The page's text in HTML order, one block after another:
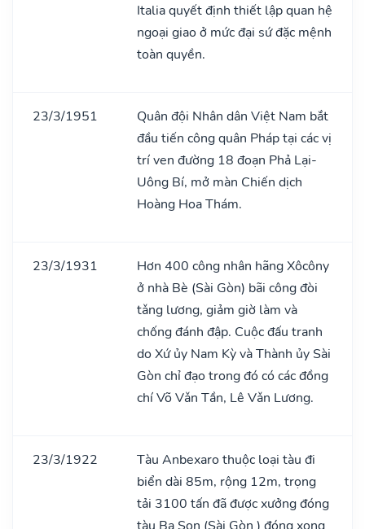
Italia quyết định thiết lập quan hệ
ngoại giao ở mức đại sứ đặc mệnh
toàn quyền.
23/3/1951
Quân đội Nhân dân Việt Nam bắt
đầu tiến công quân Pháp tại các vị
trí ven đường 18 đoạn Phả Lại-
Uông Bí, mở màn Chiến dịch
Hoàng Hoa Thám.
23/3/1931
Hơn 400 công nhân hãng Xôcôny
ở nhà Bè (Sài Gòn) bãi công đòi
tǎng lương, giảm giờ làm và
chống đánh đập. Cuộc đấu tranh
do Xứ ủy Nam Kỳ và Thành ủy Sài
Gòn chỉ đạo trong đó có các đồng
chí Võ Vǎn Tần, Lê Vǎn Lương.
23/3/1922
Tàu Anbexaro thuộc loại tàu đi
biển dài 85m, rộng 12m, trọng
tải 3100 tấn đã được xưởng đóng